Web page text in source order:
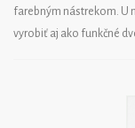
farebným nástrekom. U
vyrobiť aj ako funkčné